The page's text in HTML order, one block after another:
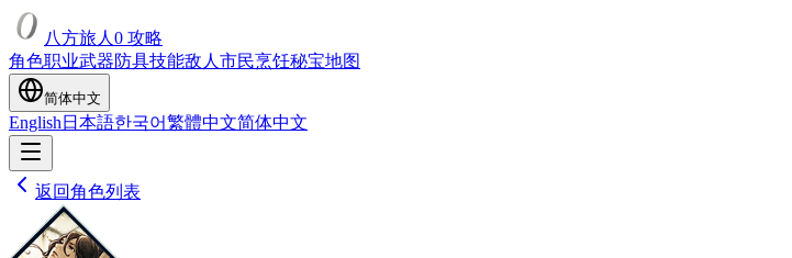
八方旅人0 攻略
角色职业武器防具技能敌人 市民烹饪秘宝地图
简体中文
English 日本語한국어繁體中文简体中文
返回角色列表